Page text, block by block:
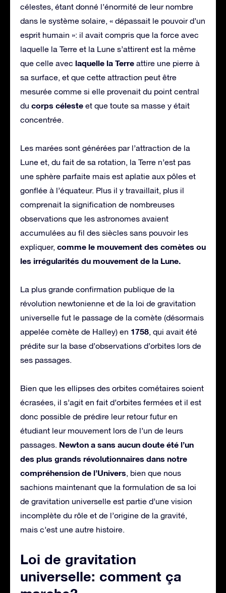
célestes, étant donné l’énormité de leur nombre
dans le système solaire, « dépassait le pouvoir d’un
esprit humain »: il avait compris que la force avec
laquelle la Terre et la Lune s’attirent est la même
que celle avec laquelle la Terre attire une pierre à
sa surface, et que cette attraction peut être
mesurée comme si elle provenait du point central
du corps céleste et que toute sa masse y était
concentrée.
Les marées sont générées par l’attraction de la
Lune et, du fait de sa rotation, la Terre n’est pas
une sphère parfaite mais est aplatie aux pôles et
gonflée à l’équateur. Plus il y travaillait, plus il
comprenait la signification de nombreuses
observations que les astronomes avaient
accumulées au fil des siècles sans pouvoir les
expliquer, comme le mouvement des comètes ou
les irrégularités du mouvement de la Lune.
La plus grande confirmation publique de la
révolution newtonienne et de la loi de gravitation
universelle fut le passage de la comète (désormais
appelée comète de Halley) en 1758, qui avait été
prédite sur la base d’observations d’orbites lors de
ses passages.
Bien que les ellipses des orbites cométaires soient
écrasées, il s’agit en fait d’orbites fermées et il est
donc possible de prédire leur retour futur en
étudiant leur mouvement lors de l’un de leurs
passages. Newton a sans aucun doute été l’un
des plus grands révolutionnaires dans notre
compréhension de l’Univers, bien que nous
sachions maintenant que la formulation de sa loi
de gravitation universelle est partie d’une vision
incomplète du rôle et de l’origine de la gravité,
mais c’est une autre histoire.
Loi de gravitation
universelle: comment ça